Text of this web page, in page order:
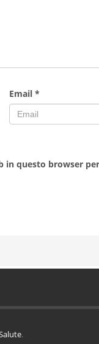
Email *
in questo browser
.